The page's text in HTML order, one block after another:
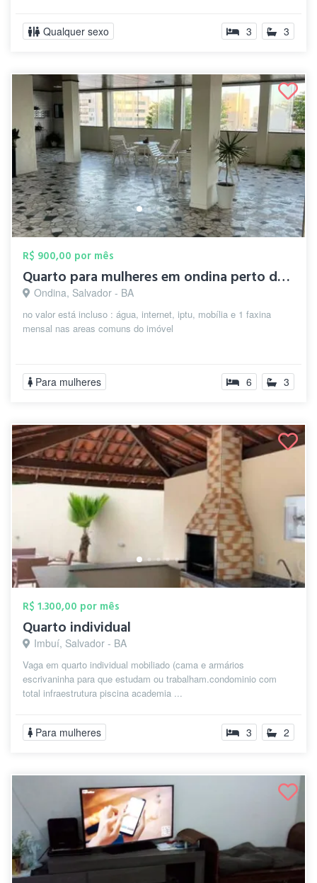
Qualquer sexo 3 3
R$ 900,00 por mês
Quarto para mulheres em ondina perto da ...
Ondina, Salvador - BA
no valor está incluso : água, internet, iptu, mobília e 1 faxina
mensal nas areas comuns do imóvel
Para mulheres 6 3
R$ 1.300,00 por mês
Quarto individual
Imbuí, Salvador - BA
Vaga em quarto individual mobiliado (cama e armários
escrivaninha para que estudam ou trabalham.condominio com
total infraestrutura piscina academia ...
Para mulheres 3 2